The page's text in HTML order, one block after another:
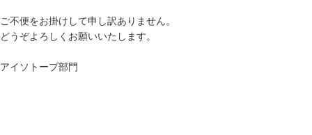
ご不便をお掛けして申し訳ありません。
どうぞよろしくお願いいたします。
アイソトープ部門